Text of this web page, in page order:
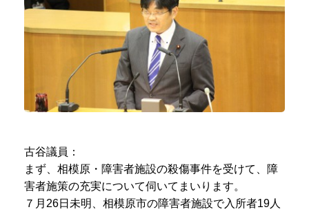
古谷議員：
まず、相模原・障害者施設の殺傷事件を受けて、障
害者施策の充実について伺いてまいります。
７月26日未明、相模原市の障害者施設で入所者19人